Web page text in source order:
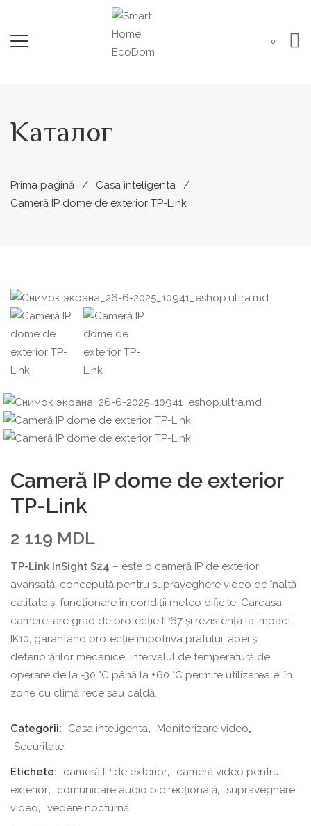
0
Каталог
Prima pagină
Casa inteligenta
Cameră IP dome de exterior TP-Link
Cameră IP dome de exterior
TP-Link
2 119 MDL
TP-Link InSight S24 – este o cameră IP de exterior
avansată, concepută pentru supraveghere video de înaltă
calitate și funcționare în condiții meteo dificile. Carcasa
camerei are grad de protecție IP67 și rezistență la impact
IK10, garantând protecție împotriva prafului, apei și
deteriorărilor mecanice. Intervalul de temperatură de
operare de la -30 °C până la +60 °C permite utilizarea ei în
zone cu climă rece sau caldă.
Categorii: Casa inteligenta, Monitorizare video,
Securitate
Etichete:
cameră IP de exterior,
cameră video pentru
exterior, comunicare audio bidirecțională, supraveghere
video, vedere nocturnă